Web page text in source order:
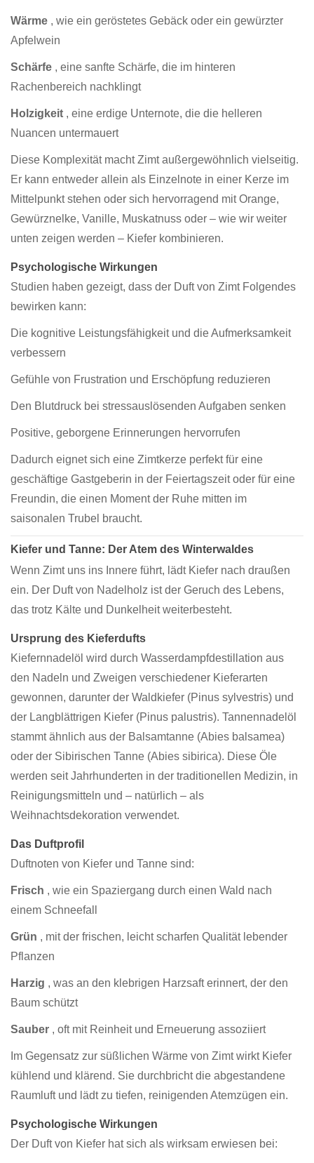
Wärme , wie ein geröstetes Gebäck oder ein gewürzter
Apfelwein
Schärfe , eine sanfte Schärfe, die im hinteren
Rachenbereich nachklingt
Holzigkeit , eine erdige Unternote, die die helleren
Nuancen untermauert
Diese Komplexität macht Zimt außergewöhnlich vielseitig.
Er kann entweder allein als Einzelnote in einer Kerze im
Mittelpunkt stehen oder sich hervorragend mit Orange,
Gewürznelke, Vanille, Muskatnuss oder – wie wir weiter
unten zeigen werden – Kiefer kombinieren.
Psychologische Wirkungen
Studien haben gezeigt, dass der Duft von Zimt Folgendes
bewirken kann:
Die kognitive Leistungsfähigkeit und die Aufmerksamkeit
verbessern
Gefühle von Frustration und Erschöpfung reduzieren
Den Blutdruck bei stressauslösenden Aufgaben senken
Positive, geborgene Erinnerungen hervorrufen
Dadurch eignet sich eine Zimtkerze perfekt für eine
geschäftige Gastgeberin in der Feiertagszeit oder für eine
Freundin, die einen Moment der Ruhe mitten im
saisonalen Trubel braucht.
Kiefer und Tanne: Der Atem des Winterwaldes
Wenn Zimt uns ins Innere führt, lädt Kiefer nach draußen
ein. Der Duft von Nadelholz ist der Geruch des Lebens,
das trotz Kälte und Dunkelheit weiterbesteht.
Ursprung des Kieferdufts
Kiefernnadelöl wird durch Wasserdampfdestillation aus
den Nadeln und Zweigen verschiedener Kieferarten
gewonnen, darunter der Waldkiefer (Pinus sylvestris) und
der Langblättrigen Kiefer (Pinus palustris). Tannennadelöl
stammt ähnlich aus der Balsamtanne (Abies balsamea)
oder der Sibirischen Tanne (Abies sibirica). Diese Öle
werden seit Jahrhunderten in der traditionellen Medizin, in
Reinigungsmitteln und – natürlich – als
Weihnachtsdekoration verwendet.
Das Duftprofil
Duftnoten von Kiefer und Tanne sind:
Frisch , wie ein Spaziergang durch einen Wald nach
einem Schneefall
Grün , mit der frischen, leicht scharfen Qualität lebender
Pflanzen
Harzig , was an den klebrigen Harzsaft erinnert, der den
Baum schützt
Sauber , oft mit Reinheit und Erneuerung assoziiert
Im Gegensatz zur süßlichen Wärme von Zimt wirkt Kiefer
kühlend und klärend. Sie durchbricht die abgestandene
Raumluft und lädt zu tiefen, reinigenden Atemzügen ein.
Psychologische Wirkungen
Der Duft von Kiefer hat sich als wirksam erwiesen bei: